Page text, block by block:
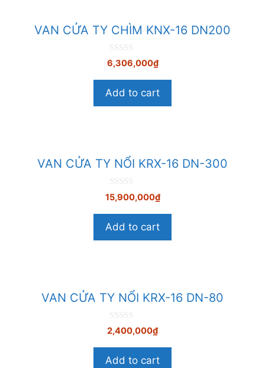
VAN CỬA TY CHÌM KNX-16 DN200
0
n
à
5
6,306,000₫
Add to cart
VAN CỬA TY NỔI KRX-16 DN-300
0
n
à
5
15,900,000₫
Add to cart
VAN CỬA TY NỔI KRX-16 DN-80
0
n
à
2,400,000₫
Add to cart